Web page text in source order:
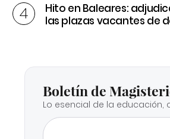
Hito en Baleares:
las plazas vacantes de
Boletín de
Lo esencial de la educación,